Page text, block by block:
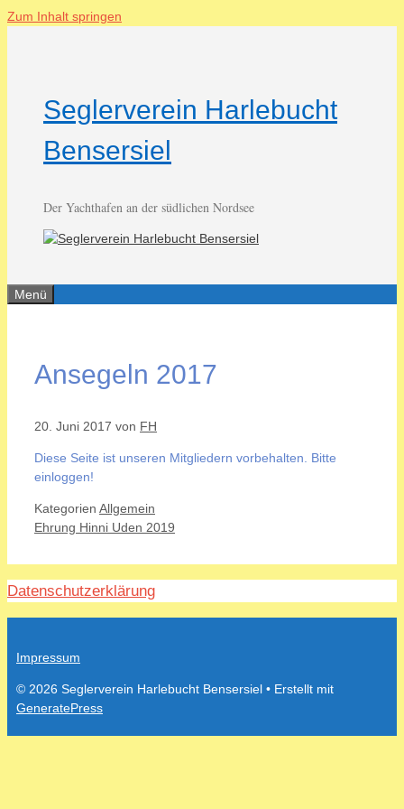
Zum Inhalt springen
Seglerverein Harlebucht
Bensersiel
Der Yachthafen an der südlichen Nordsee
Menü
Ansegeln 2017
20. Juni 2017 von FH
Diese Seite ist unseren Mitgliedern vorbehalten. Bitte
einloggen!
Kategorien Allgemein
Ehrung Hinni Uden 2019
Datenschutzerklärung
Impressum
© 2026 Seglerverein Harlebucht Bensersiel • Erstellt mit
GeneratePress